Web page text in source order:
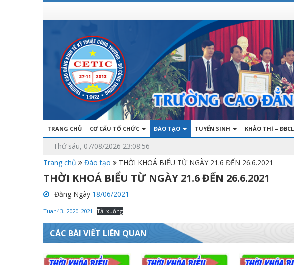
TRANG CHỦ CƠ CẤU TỔ CHỨC ĐÀO TẠO TUYỂN SINH KHẢO THÍ – ĐBCL
Thứ sáu, 07/08/2026 23:08:56
Trang chủ
Đào tạo THỜI KHOÁ BIỂU TỪ NGÀY 21.6 ĐẾN 26.6.2021
THỜI KHOÁ BIỂU TỪ NGÀY 21.6 ĐẾN 26.6.2021
Đăng Ngày 18/06/2021
Tuan43.-2020_2021 Tải xuống
CÁC BÀI VIẾT LIÊN QUAN